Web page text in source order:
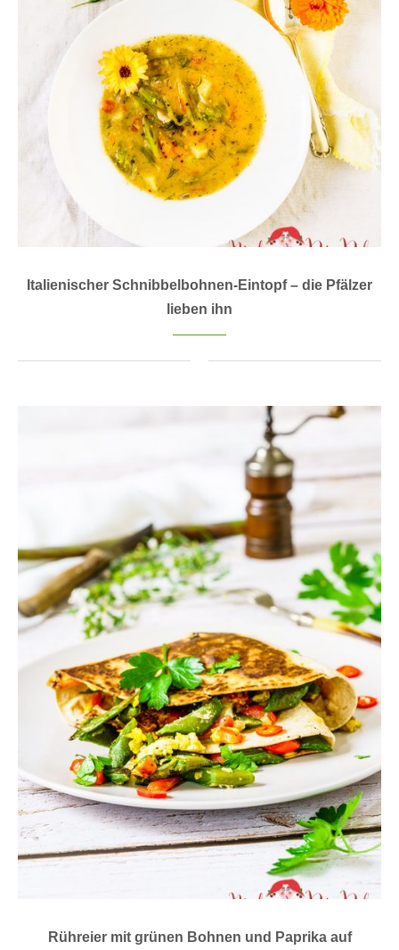
Italienischer Schnibbelbohnen-Eintopf – die Pfälzer
lieben ihn
Rühreier mit grünen Bohnen und Paprika auf